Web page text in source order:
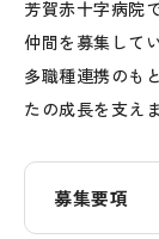
芳賀赤十字病院
仲間を募集して
多職種連携のも
たの成長を支えま
募集要項